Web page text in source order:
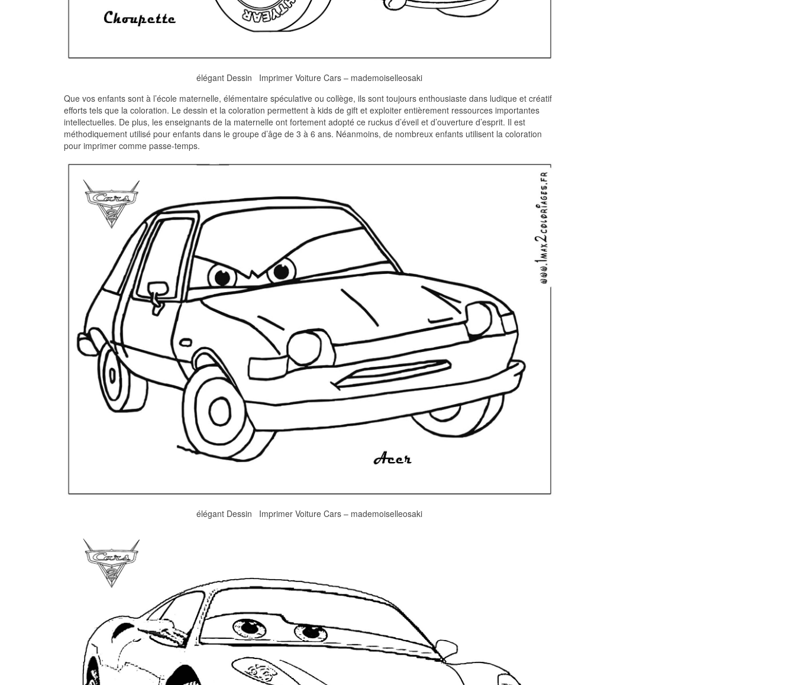
élégant Dessin Imprimer Voiture Cars – mademoiselleosaki
Que vos enfants sont à l’école maternelle, élémentaire spéculative ou collège, ils sont toujours enthousiaste dans ludique et créatif
efforts tels que la coloration. Le dessin et la coloration permettent à kids de gift et exploiter entièrement ressources importantes
intellectuelles. De plus, les enseignants de la maternelle ont fortement adopté ce ruckus d’éveil et d’ouverture d’esprit. Il est
méthodiquement utilisé pour enfants dans le groupe d’âge de 3 à 6 ans. Néanmoins, de nombreux enfants utilisent la coloration
pour imprimer comme passe-temps.
élégant Dessin Imprimer Voiture Cars – mademoiselleosaki